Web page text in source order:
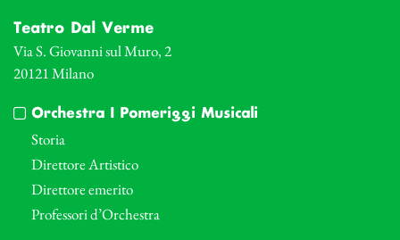
Teatro Dal Verme
Via S. Giovanni sul Muro, 2
20121 Milano
Orchestra I Pomeriggi Musicali
Storia
Direttore Artistico
Direttore emerito
Professori d’Orchestra